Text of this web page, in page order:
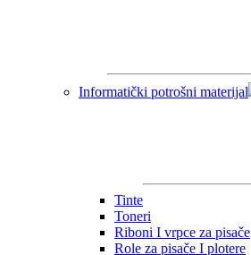
Informatički potrošni materijal
Tinte
Toneri
Riboni I vrpce za pisače
Role za pisače I plotere